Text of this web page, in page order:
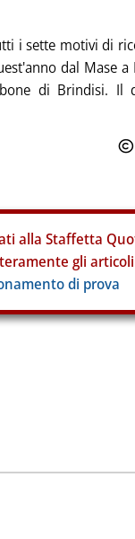
i sette motivi di
dal Mase
di Brindisi. Il
alla Staffetta
gli
di prova